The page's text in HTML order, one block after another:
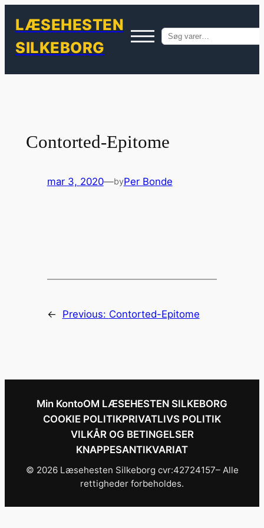
LÆSEHESTEN
SILKEBORG
Søg
Contorted-Epitome
mar 3, 2020—byPer Bonde
← Previous: Contorted-Epitome
Min KontoOM LÆSEHESTEN SILKEBORG
COOKIE POLITIKPRIVATLIVS POLITIK
VILKÅR OG BETINGELSER
KNAPPESANTIKVARIAT
© 2026 Læsehesten Silkeborg cvr:42724157– Alle
rettigheder forbeholdes.